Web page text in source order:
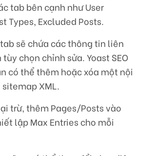
tab bên cạnh như User
Types, Excluded Posts.
sẽ chứa các thông tin liên
chọn chỉnh sửa. Yoast SEO
có thể thêm hoặc xóa một nội
XML.
trừ, thêm Pages/Posts vào
lập Max Entries cho mỗi